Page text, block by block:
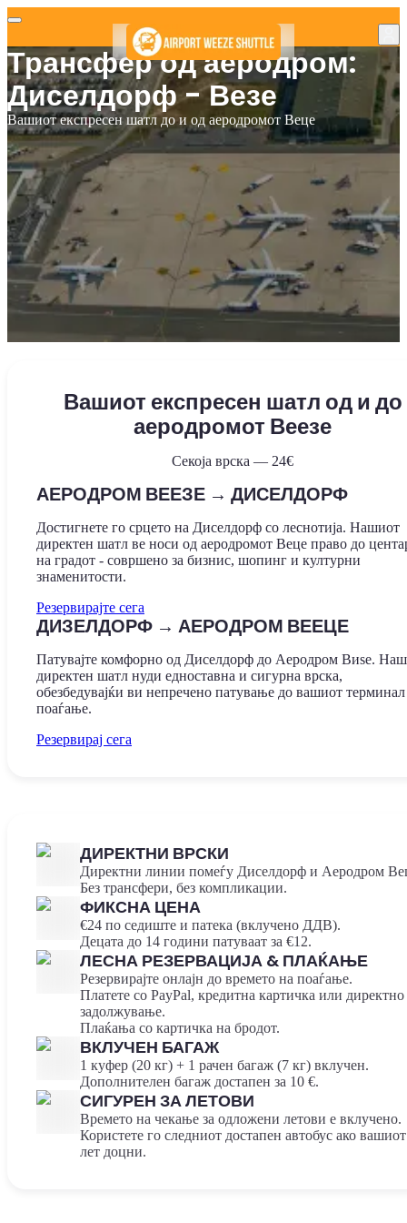
Трансфер од аеродром:
Диселдорф - Везе
Вашиот експресен шатл до и од аеродромот Веце
Вашиот експресен шатл од и до
аеродромот Веезе
Секоја врска — 24€
АЕРОДРОМ ВЕЕЗЕ → ДИСЕЛДОРФ
Достигнете го срцето на Диселдорф со леснотија. Нашиот
директен шатл ве носи од аеродромот Веце право до
на градот - совршено за бизнис, шопинг и културни
знаменитости.
Резервирајте сега
ДИЗЕЛДОРФ → АЕРОДРОМ ВЕЕЦЕ
Патувајте комфорно од Диселдорф до Аеродром Виѕе.
директен шатл нуди едноставна и сигурна врска,
обезбедувајќи ви непречено патување до вашиот терминал
поаѓање.
Резервирај сега
ДИРЕКТНИ ВРСКИ
Директни линии помеѓу Диселдорф и Аеродром
Без трансфери, без компликации.
ФИКСНА ЦЕНА
€24 по седиште и патека (вклучено ДДВ).
Децата до 14 години патуваат за €12.
ЛЕСНА РЕЗЕРВАЦИЈА & ПЛАЌАЊЕ
Резервирајте онлајн до времето на поаѓање.
Платете со PayPal, кредитна картичка или директно
задолжување.
Плаќања со картичка на бродот.
ВКЛУЧЕН БАГАЖ
1 куфер (20 кг) + 1 рачен багаж (7 кг) вклучен.
Дополнителен багаж достапен за 10 €.
СИГУРЕН ЗА ЛЕТОВИ
Времето на чекање за одложени летови е вклучено.
Користете го следниот достапен автобус ако вашиот
лет доцни.